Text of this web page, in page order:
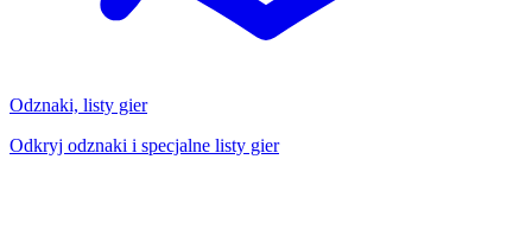
Odznaki, listy gier
Odkryj odznaki i specjalne listy gier